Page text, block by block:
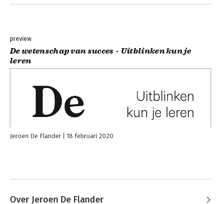
preview
De wetenschap van succes - Uitblinken kun je
leren
Jeroen De Flander 18 februari 2020
Over Jeroen De Flander